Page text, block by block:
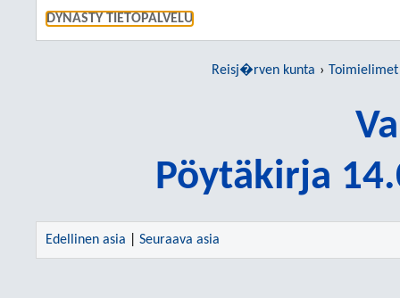
DYNASTY TIETOPALVELU
Reisj�rven kunta Toimielimet
Pöytäkirja
Edellinen asia Seuraava asia